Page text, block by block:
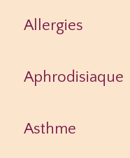
Allergies
Aphrodisiaque
Asthme